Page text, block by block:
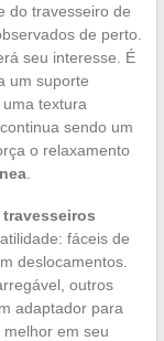
do travesseiro de
de perto.
seu interesse. É
um suporte
textura
sendo um
o relaxamento
.
travesseiros
fáceis de
deslocamentos.
outros
adaptador para
em seu